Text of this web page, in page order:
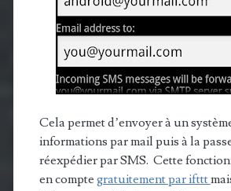
Cela permet d’envoyer à un
informations par mail puis à la
réexpédier par SMS. Cette
en compte gratuitement par ifttt